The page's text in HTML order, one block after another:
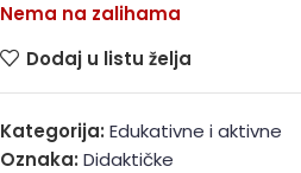
Nema na zalihama
Dodaj u listu želja
Kategorija: Edukativne i aktivne
Oznaka: Didaktičke